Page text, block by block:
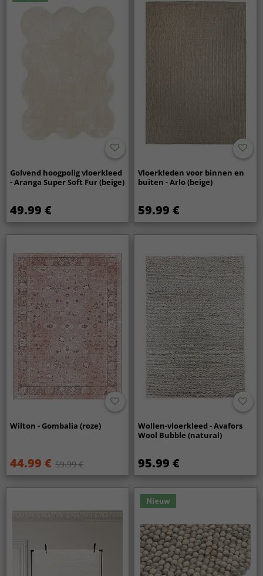
Golvend hoogpolig vloerkleed
- Aranga Super Soft Fur (beige)
49.99 €
Vloerkleden voor binnen en
buiten - Arlo (beige)
59.99 €
Wilton - Gombalia (roze)
44.99 € 59.99 €
Wollen-vloerkleed - Avafors
Wool Bubble (natural)
95.99 €
Nieuw